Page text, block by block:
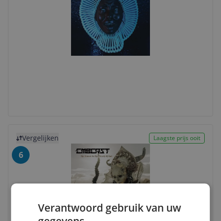
Vergelijken Laagste prijs ooit
6
Verantwoord gebruik van uw